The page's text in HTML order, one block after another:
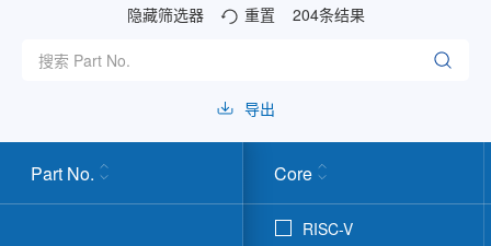
隐藏筛选器 重置 204条结果
导出
Part No. Core
RISC-V